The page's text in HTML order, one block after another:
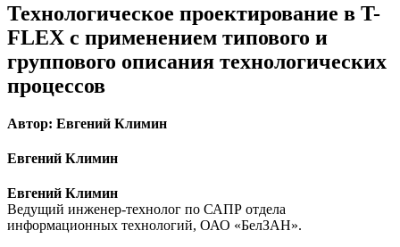
Технологическое проектирование в T-
FLEX с применением типового и
группового описания технологических
процессов
Автор: Евгений Климин
Евгений Климин
Евгений Климин
Ведущий инженер-технолог по САПР отдела
информационных технологий, ОАО «БелЗАН».